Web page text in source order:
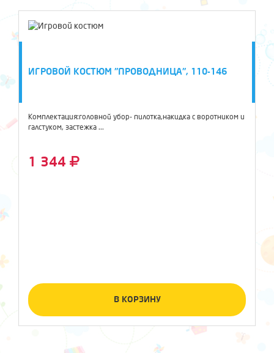
ИГРОВОЙ КОСТЮМ "ПРОВОДНИЦА", 110-146
Комплектация:головной убор- пилотка,накидка с воротником и
галстуком, застежка ...
1 344
В КОРЗИНУ